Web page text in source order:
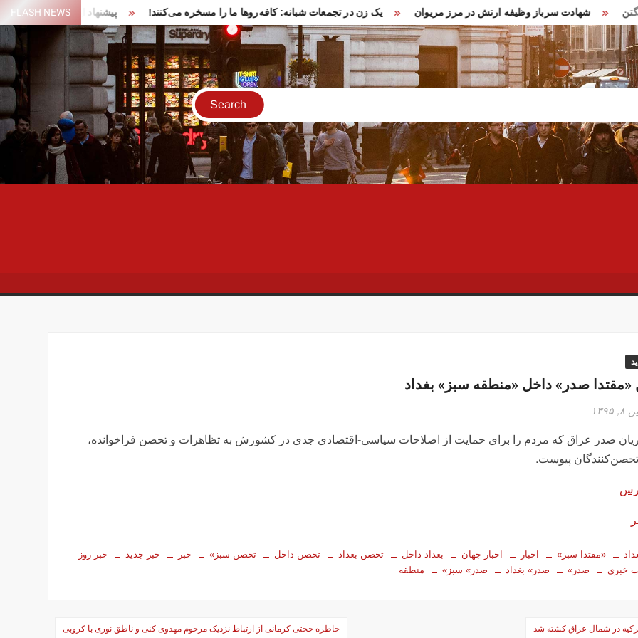
FLASH NEWS
پیشنهاد ایران یک زن در تجمعات شبانه: کافه‌روها ما را مسخره می‌کنند! شهادت سرباز وظیفه ارتش در مرز مریوان در واشنگتن
صدر» داخل «منطقه سبز» بغداد
صدر عراق که مردم را برای حمایت از اصلاحات سیاسی-اقتصادی جدی در کشورش به تظاهرات و تحصن فراخوانده،
پیوست.
«مقتدا سبز» اخبار اخبار جهان بغداد داخل تحصن بغداد تحصن داخل تحصن سبز» خبر خبر جدید
خبر روز
خبری
صدر» صدر» بغداد صدر» سبز» منطقه
در شمال عراق کشته شد خاطره حجتی کرمانی از ارتباط نزدیک مرحوم مهدوی کنی و ناطق نوری با کروبی